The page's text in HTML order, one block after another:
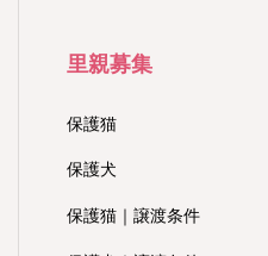
里親募集
保護猫
保護犬
保護猫｜譲渡条件